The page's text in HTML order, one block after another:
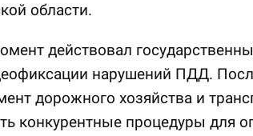
области.
действовал
нарушений ПДД.
дорожного хозяйства и
конкурентные процедуры для